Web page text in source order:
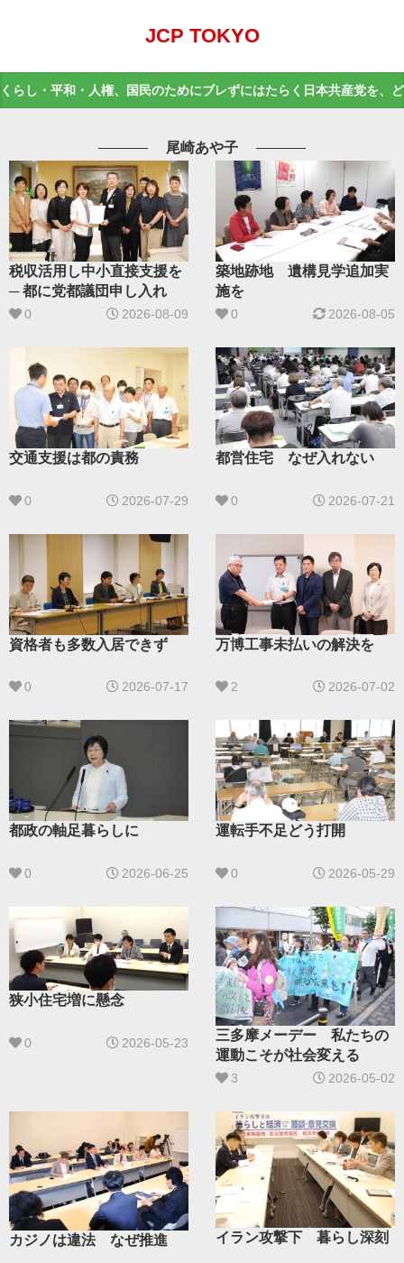
JCP TOKYO
くらし・平和・人権、国民のためにブレずにはたらく日本共産党を、
尾崎あや子
税収活用し中小直接支援を
─ 都に党都議団申し入れ
0 2026-08-09
築地跡地 遺構見学追加実
施を
0 2026-08-05
交通支援は都の責務
0 2026-07-29
都営住宅 なぜ入れない
0 2026-07-21
資格者も多数入居できず
0 2026-07-17
万博工事未払いの解決を
2 2026-07-02
都政の軸足暮らしに
0 2026-06-25
運転手不足どう打開
0 2026-05-29
狭小住宅増に懸念
0 2026-05-23
三多摩メーデー 私たちの
運動こそが社会変える
3 2026-05-02
カジノは違法 なぜ推進 イラン攻撃下 暮らし深刻